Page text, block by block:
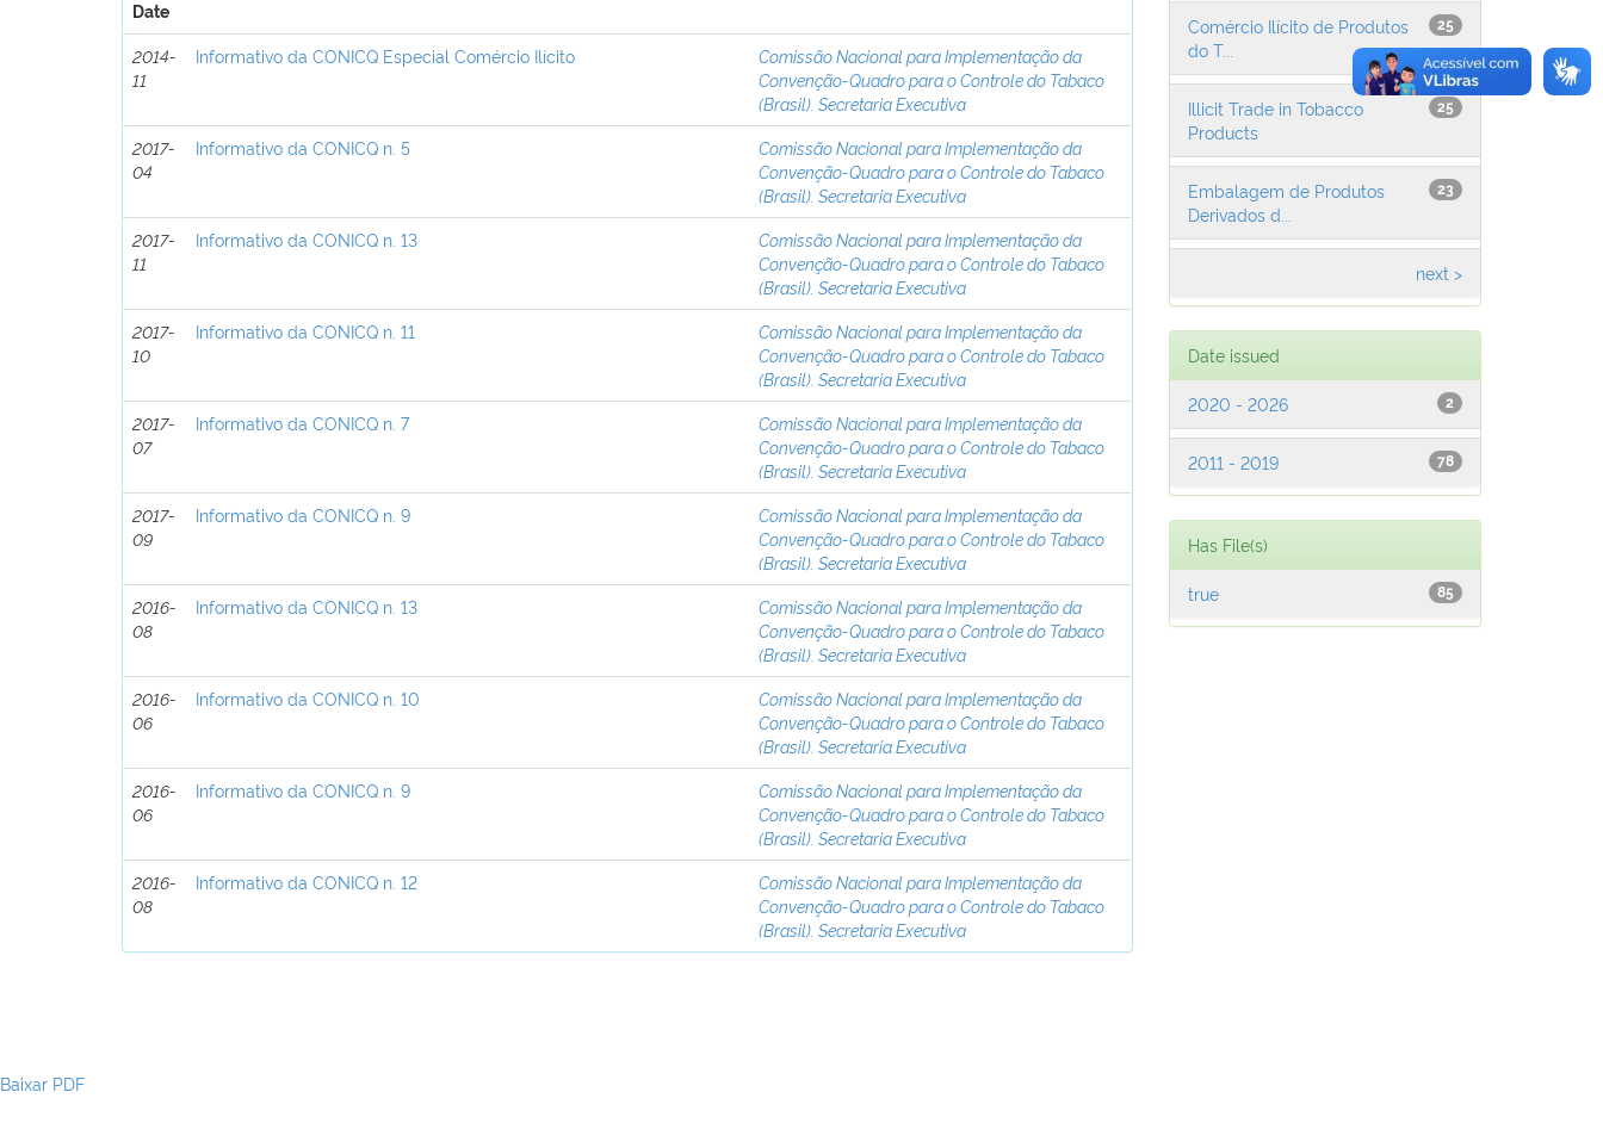
Date
2014-
11
Informativo da CONICQ Especial Comércio Ilícito
Comissão Nacional para Implementação da
Convenção-Quadro para o Controle do Tabaco
(Brasil). Secretaria Executiva
2017-
04
Informativo da CONICQ n. 5
Comissão Nacional para Implementação da
Convenção-Quadro para o Controle do Tabaco
(Brasil). Secretaria Executiva
2017-
11
Informativo da CONICQ n. 13
Comissão Nacional para Implementação da
Convenção-Quadro para o Controle do Tabaco
(Brasil). Secretaria Executiva
2017-
10
Informativo da CONICQ n. 11
Comissão Nacional para Implementação da
Convenção-Quadro para o Controle do Tabaco
(Brasil). Secretaria Executiva
2017-
07
Informativo da CONICQ n. 7
Comissão Nacional para Implementação da
Convenção-Quadro para o Controle do Tabaco
(Brasil). Secretaria Executiva
2017-
09
Informativo da CONICQ n. 9
Comissão Nacional para Implementação da
Convenção-Quadro para o Controle do Tabaco
(Brasil). Secretaria Executiva
2016-
08
Informativo da CONICQ n. 13
Comissão Nacional para Implementação da
Convenção-Quadro para o Controle do Tabaco
(Brasil). Secretaria Executiva
2016-
06
Informativo da CONICQ n. 10
Comissão Nacional para Implementação da
Convenção-Quadro para o Controle do Tabaco
(Brasil). Secretaria Executiva
2016-
06
Informativo da CONICQ n. 9
Comissão Nacional para Implementação da
Convenção-Quadro para o Controle do Tabaco
(Brasil). Secretaria Executiva
2016-
08
Informativo da CONICQ n. 12
Comissão Nacional para Implementação da
Convenção-Quadro para o Controle do Tabaco
(Brasil). Secretaria Executiva
25
Comércio Ilícito de Produtos
do T...
25
Illicit Trade in Tobacco
Products
23
Embalagem de Produtos
Derivados d...
next >
Date issued
2
2020 - 2026
78
2011 - 2019
Has File(s)
85
true
Baixar PDF